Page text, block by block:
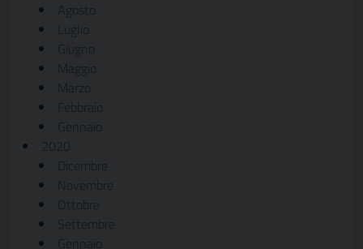
Agosto
Luglio
Giugno
Maggio
Marzo
Febbraio
Gennaio
2020
Dicembre
Novembre
Ottobre
Settembre
Gennaio